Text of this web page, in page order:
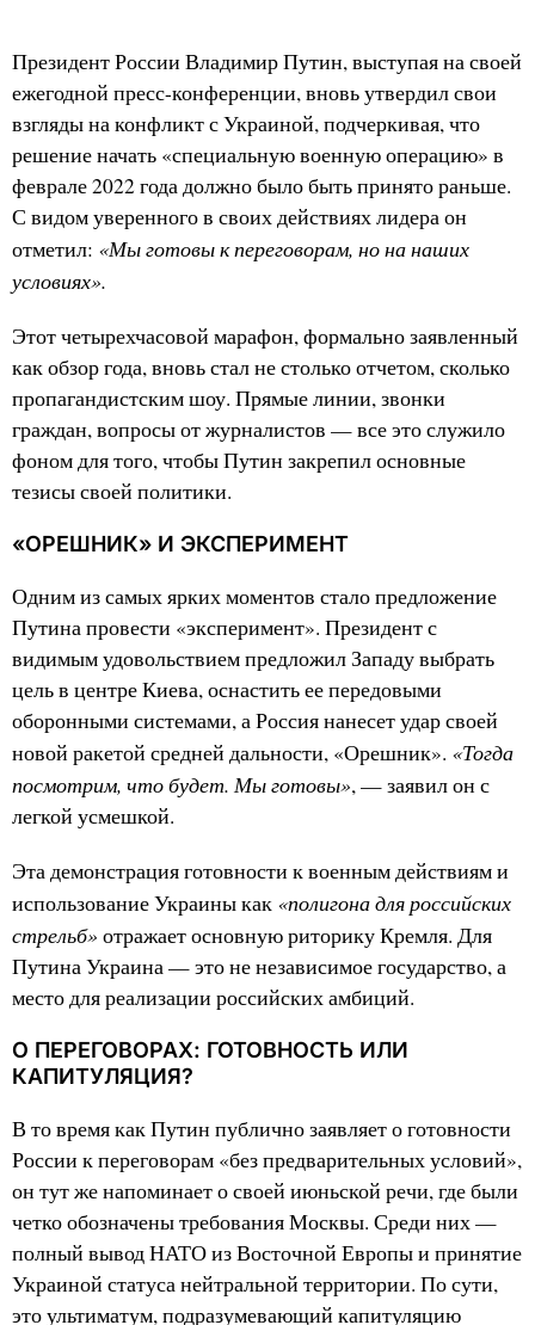
Президент России Владимир Путин, выступая на своей
ежегодной пресс-конференции, вновь утвердил свои
взгляды на конфликт с Украиной, подчеркивая, что
решение начать «специальную военную операцию» в
феврале 2022 года должно было быть принято раньше.
С видом уверенного в своих действиях лидера он
отметил: «Мы готовы к переговорам, но на наших
условиях».
Этот четырехчасовой марафон, формально заявленный
как обзор года, вновь стал не столько отчетом, сколько
пропагандистским шоу. Прямые линии, звонки
граждан, вопросы от журналистов — все это служило
фоном для того, чтобы Путин закрепил основные
тезисы своей политики.
«ОРЕШНИК» И ЭКСПЕРИМЕНТ
Одним из самых ярких моментов стало предложение
Путина провести «эксперимент». Президент с
видимым удовольствием предложил Западу выбрать
цель в центре Киева, оснастить ее передовыми
оборонными системами, а Россия нанесет удар своей
новой ракетой средней дальности, «Орешник». «Тогда
посмотрим, что будет. Мы готовы», — заявил он с
легкой усмешкой.
Эта демонстрация готовности к военным действиям и
использование Украины как «полигона для российских
стрельб» отражает основную риторику Кремля. Для
Путина Украина — это не независимое государство, а
место для реализации российских амбиций.
О ПЕРЕГОВОРАХ: ГОТОВНОСТЬ ИЛИ
КАПИТУЛЯЦИЯ?
В то время как Путин публично заявляет о готовности
России к переговорам «без предварительных условий»,
он тут же напоминает о своей июньской речи, где были
четко обозначены требования Москвы. Среди них —
полный вывод НАТО из Восточной Европы и принятие
Украиной статуса нейтральной территории. По сути,
это ультиматум, подразумевающий капитуляцию